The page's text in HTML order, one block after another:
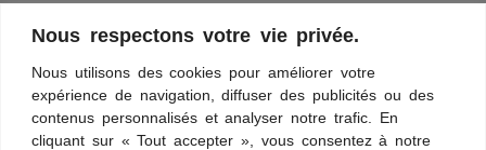
Nous respectons votre vie privée.
Nous utilisons des cookies pour améliorer votre
expérience de navigation, diffuser des publicités ou des
contenus personnalisés et analyser notre trafic. En
cliquant sur « Tout accepter », vous consentez à notre
Inscriptions et fixations
Protection au travail
Sélection des appareils sanitaires